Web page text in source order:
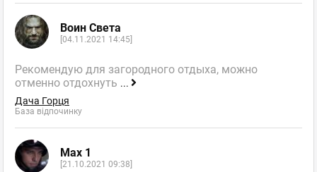
Воин Света
[04.11.2021 14:45]
Рекомендую для загородного отдыха, можно
отменно отдохнуть ...
Дача Горця
База відпочинку
Max 1
[21.10.2021 09:38]